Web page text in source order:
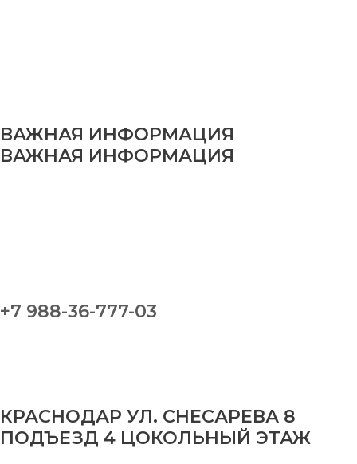
ВАЖНАЯ ИНФОРМАЦИЯ
ВАЖНАЯ ИНФОРМАЦИЯ
+7 988-36-777-03
КРАСНОДАР УЛ. СНЕСАРЕВА 8
ПОДЪЕЗД 4 ЦОКОЛЬНЫЙ ЭТАЖ